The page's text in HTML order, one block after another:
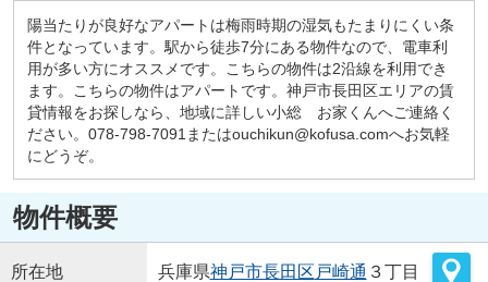
陽当たりが良好なアパートは梅雨時期の湿気もたまりにくい条
件となっています。駅から徒歩7分にある物件なので、電車利
用が多い方にオススメです。こちらの物件は2沿線を利用でき
ます。こちらの物件はアパートです。神戸市長田区エリアの賃
貸情報をお探しなら、地域に詳しい小総 お家くんへご連絡く
ださい。078-798-7091またはouchikun@kofusa.comへお気軽
にどうぞ。
物件概要
所在地 兵庫県神戸市長田区 戸崎通 ３丁目